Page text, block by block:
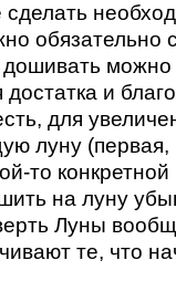
сделать
обязательно
дошивать
и
для
луну (первая,
то
на луну
Луны
те, что